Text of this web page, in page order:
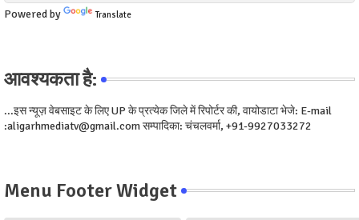
Powered by Translate
आवश्यकता है:
...इस न्यूज़ वेबसाइट के लिए UP के प्रत्येक जिले में रिपोर्टर की, वायोडाटा भेजे: E-mail
:aligarhmediatv@gmail.com सम्पादिका: चंचलवर्मा, +91-9927033272
Menu Footer Widget